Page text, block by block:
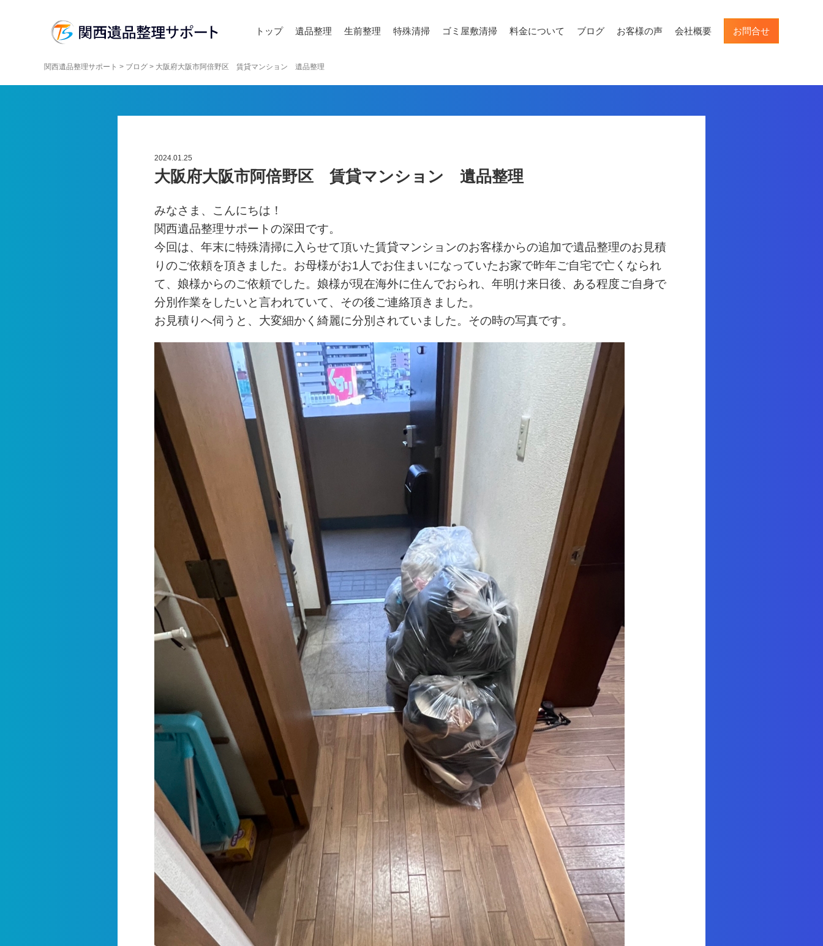
トップ 遺品整理 生前整理 特殊清掃 ゴミ屋敷清掃 料金について ブログ お客様の声 会社概要 お問合せ
関西遺品整理サポート > ブログ > 大阪府大阪市阿倍野区 賃貸マンション 遺品整理
2024.01.25
大阪府大阪市阿倍野区 賃貸マンション 遺品整理
みなさま、こんにちは！
関西遺品整理サポートの深田です。
今回は、年末に特殊清掃に入らせて頂いた賃貸マンションのお客様からの追加で遺品整理のお見積
りのご依頼を頂きました。お母様がお1人でお住まいになっていたお家で昨年ご自宅で亡くなられ
て、娘様からのご依頼でした。娘様が現在海外に住んでおられ、年明け来日後、ある程度ご自身で
分別作業をしたいと言われていて、その後ご連絡頂きました。
お見積りへ伺うと、大変細かく綺麗に分別されていました。その時の写真です。